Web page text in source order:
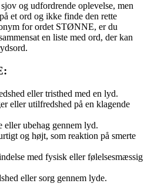
og udfordrende oplevelse, men
et ord og ikke finde den rette
for ordet STØNNE, er du
en liste med ord, der kan
eller tristhed med en lyd.
eller utilfredshed på en klagende
eller ubehag gennem lyd.
og højt, som reaktion på smerte
med fysisk eller følelsesmæssig
eller sorg gennem lyde.